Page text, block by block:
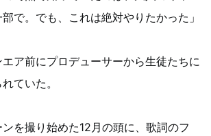
で。でも、これは絶対やりたかった」
ア前にプロデューサーから生徒たちに
ていた。
ンを撮り始めた12月の頭に、歌詞のフ